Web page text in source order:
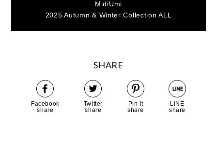
MidiUmi
2025 Autumn & Winter Collection ALL
SHARE
Facebook
share
Twitter
share
Pin It
share
LINE
share